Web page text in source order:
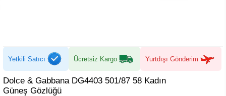
Yetkili Satıcı Ücretsiz Kargo Yurtdışı Gönderim
Dolce & Gabbana DG4403 501/87 58 Kadın
Güneş Gözlüğü